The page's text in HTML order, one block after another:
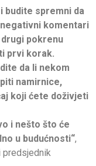
budite spremni da
komentari
pokrenu
prvi korak.
da li nekom
namirnice,
koji ćete doživjeti
i nešto što će
u budućnosti“,
predsjednik